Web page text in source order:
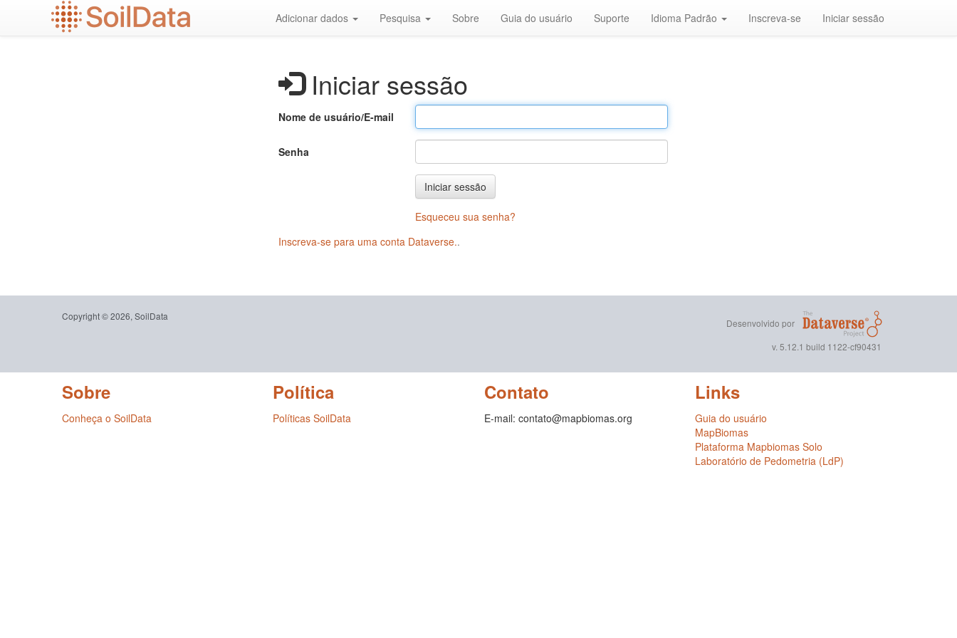
Adicionar dados Pesquisa Sobre Guia do usuário Suporte Idioma Padrão Inscreva-se Iniciar sessão
Iniciar sessão
Nome de usuário/E-mail
Senha
Iniciar sessão
Esqueceu sua senha?
Inscreva-se para uma conta Dataverse..
Copyright © 2026, SoilData
Desenvolvido por
v. 5.12.1 build 1122-cf90431
Sobre
Conheça o SoilData
Política
Políticas SoilData
Contato
E-mail: contato@mapbiomas.org
Links
Guia do usuário
MapBiomas
Plataforma Mapbiomas Solo
Laboratório de Pedometria (LdP)